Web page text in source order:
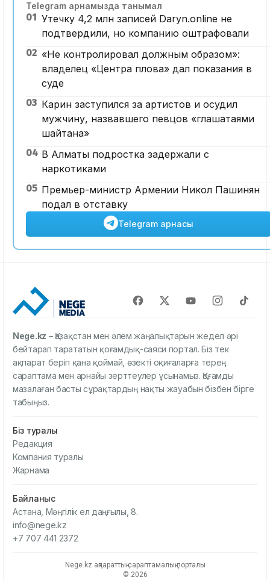
Telegram арнамызда танымал
01 Утечку 4,2 млн записей Daryn.online не
подтвердили, но компанию оштрафовали
02 «Не контролировал должным образом»:
владелец «Центра плова» дал показания в
суде
03 Карин заступился за артистов и осудил
мужчину, назвавшего певцов «глашатаями
шайтана»
04 В Алматы подростка задержали с
наркотиками
05 Премьер-министр Армении Никол Пашинян
подал в отставку
Telegram арнасы
Nege.kz – Қазақстан мен әлем жаңалықтарын жедел әрі
бейтарап тарататын қоғамдық-саяси портал. Біз тек
ақпарат беріп қана қоймай, өзекті оқиғаларға терең
сараптама мен арнайы зерттеулер ұсынамыз. Қоғамды
мазалаған басты сұрақтардың нақты жауабын бізбен бірге
табыңыз.
Біз туралы
Редакция
Компания туралы
Жарнама
Байланыс
Астана, Мәңгілік ел даңғылы, 8.
info@nege.kz
+7 707 441 2372
Nege.kz ақпараттық-сараптамалық порталы
© 2026